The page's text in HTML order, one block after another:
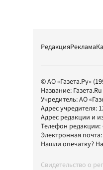
РедакцияРеклама
© АО «Газета.Ру»
Название: Газета.Ru
Учредитель:АО
Адрес учредителя:
Адрес редакции и
Телефон редакции:
Электронная почта:
Нашли опечатку?
Свидетельство о